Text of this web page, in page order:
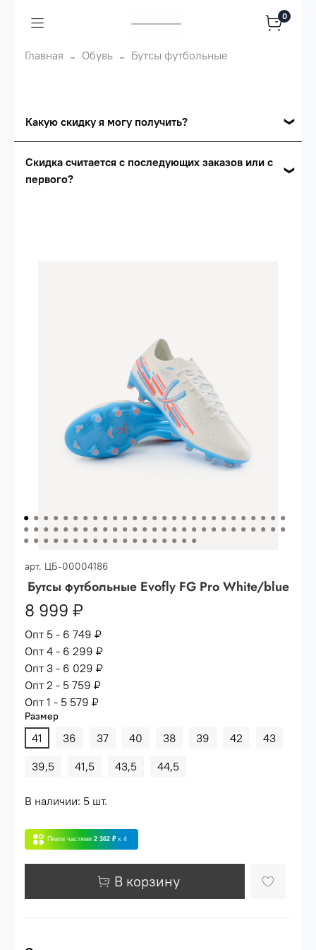
0
Главная Обувь Бутсы футбольные
Какую скидку я могу получить?
Сумма скидки зависит от стоимости вашего
- сумма всех заказов за 6 месяцев
80.000 рублей
- сумма всех заказов за 6 месяцев
200.000 рублей.
(38%) -сумма всех заказов за 6 месяцев -
400.000 рублей.
Скидка считается с последующих заказов или с
первого?
арт. ЦБ-00004186
Бутсы футбольные Evofly FG Pro White/blue
8 999 ₽
Опт 5 - 6 749 ₽
Опт 4 - 6 299 ₽
Опт 3 - 6 029 ₽
Опт 2 - 5 759 ₽
Опт 1 - 5 579 ₽
Размер
41 36 37 40 38 39 42
43
39,5
41,5 43,5 44,5
В наличии: 5 шт.
Плати частями 2 362 ₽ x 4
В корзину